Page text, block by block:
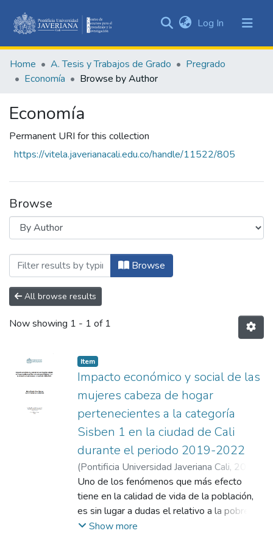
&
Collections
Log In (current)
Home A. Tesis y Trabajos de Grado
Pregrado
Economía
Browse by Author
Economía
Permanent URI for this collection
https://vitela.javerianacali.edu.co/handle/11522/805
Browse
Browsing Economía by Author "García
Browse
All browse results
Now showing 1 - 1 of 1
Item
Impacto económico y social de las
mujeres cabeza de hogar
pertenecientes a la categoría
Sisben 1 en la ciudad de Cali
durante el periodo 2019-2022
(Pontificia Universidad Javeriana Cali, 2024
Arias Gómez, María Camila; García Herrera,
David Andrés;Rojas Arroyave, Leidi Johana
Uno de los fenómenos que más efecto
tiene en la calidad de vida de la población,
es sin lugar a dudas el relativo a la pobreza,
factor que se ha visto incrementado por el
Show more